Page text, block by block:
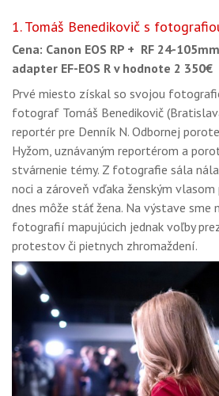
1. Tomáš Benedikovič s
Cena: Canon EOS RP + RF 24-
adapter EF-EOS R v hodnote 2 350€
Prvé miesto získal so svojou
fotograf Tomáš Benedikovič
reportér pre Denník N. Odbornej
Hyžom, uznávaným reportérom a
stvárnenie témy. Z fotografie sála
noci a zároveň vďaka ženským
dnes môže stáť žena. Na výstave sme
fotografií mapujúcich jednak voľby
protestov či pietnych zhromaždení.